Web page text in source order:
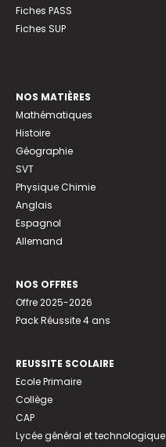
Fiches PASS
Fiches SUP
NOS MATIÈRES
Mathématiques
Histoire
Géographie
SVT
Physique Chimie
Anglais
Espagnol
Allemand
NOS OFFRES
Offre 2025-2026
Pack Réussite 4 ans
REUSSITE SCOLAIRE
Ecole Primaire
Collège
CAP
Lycée général et technologique